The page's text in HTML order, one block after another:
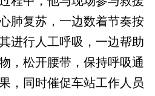
肺复苏，一边数着节奏按
进行人工呼吸，一边帮助
，松开腰带，保持呼吸通
，同时催促车站工作人员